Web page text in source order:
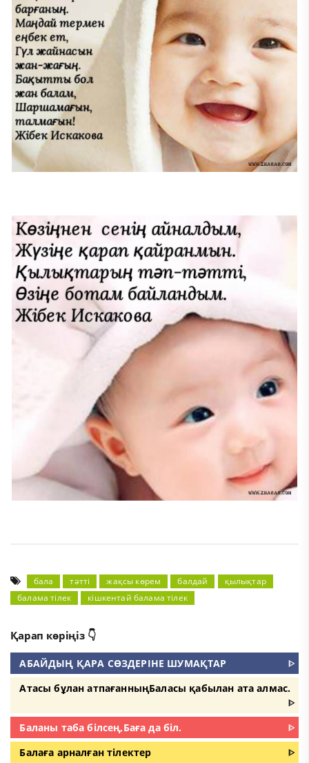
бала тәтті жақсы көрем балдай
қылықтар
балама тілек
кішкентай балама тілек
Қарап көріңіз 👇
АБАЙДЫҢ ҚАРА СӨЗДЕРІНЕ ШУМАҚТАР
ᐈ
Атасы бұлан атпағанныңБаласы қабылан ата алмас.
ᐈ
Баланы таба білсең,Баға да біл.
ᐈ
Балаға арналған тілектер
ᐈ